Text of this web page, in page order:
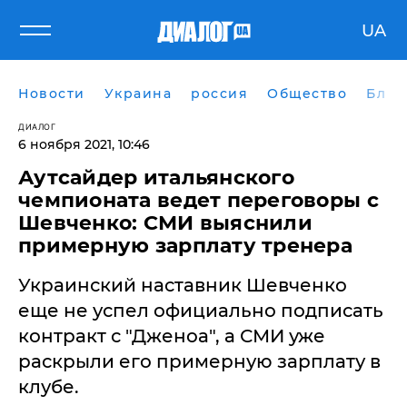
UA
Новости Украина россия Общество
ДИАЛОГ
6 ноября 2021, 10:46
Аутсайдер итальянского
чемпионата ведет переговоры с
Шевченко: СМИ выяснили
примерную зарплату тренера
Украинский наставник Шевченко
еще не успел официально подписать
контракт с "Дженоа", а СМИ уже
раскрыли его примерную зарплату в
клубе.